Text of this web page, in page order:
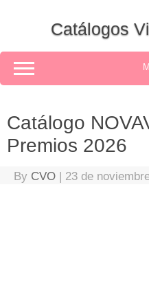
Catálogos
Catálogo
Premios 2026
By CVO | 23 de